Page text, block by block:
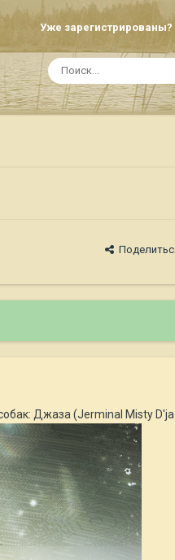
Уже зарегистрированы?
Джаза (Jerminal Misty